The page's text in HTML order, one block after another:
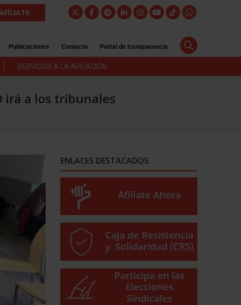
Publicaciones Contacto Portal de transparencia
SERVICIOS A LA AFILIACIÓN
irá a los tribunales
ENLACES DESTACADOS